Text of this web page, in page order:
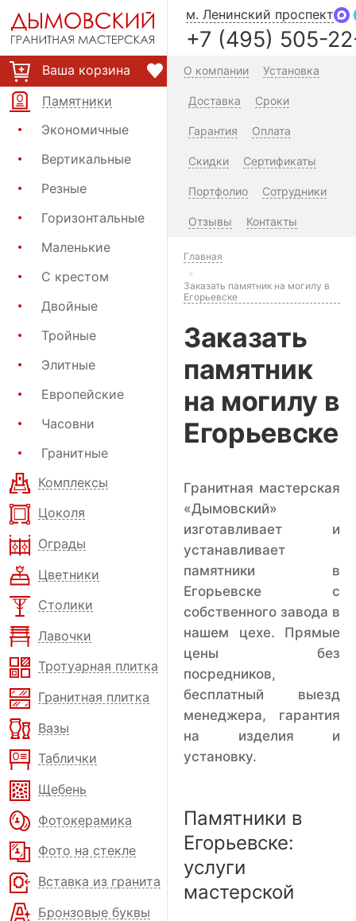
Ваша корзина
Памятники
Экономичные
Вертикальные
Резные
Горизонтальные
Маленькие
С крестом
Двойные
Тройные
Элитные
Европейские
Часовни
Гранитные
Комплексы
Цоколя
Ограды
Цветники
Столики
Лавочки
Тротуарная плитка
Гранитная плитка
Вазы
Таблички
Щебень
Фотокерамика
Фото на стекле
Вставка из гранита
Бронзовые буквы
м. Ленинский проспект
+7 (495) 505-
О компании Установка
Доставка Сроки
Гарантия Оплата
Скидки Сертификаты
Портфолио Сотрудники
Отзывы Контакты
Главная
Заказать памятник на могилу в
Егорьевске
Заказать
памятник
на могилу в
Егорьевске
Гранитная мастерская
«Дымовский»
изготавливает и
устанавливает
памятники в
Егорьевске с
собственного завода в
нашем цехе. Прямые
цены без
посредников,
бесплатный выезд
менеджера, гарантия
на изделия и
установку.
Памятники в
Егорьевске:
услуги
мастерской